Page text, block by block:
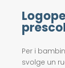
Per i
svolge un